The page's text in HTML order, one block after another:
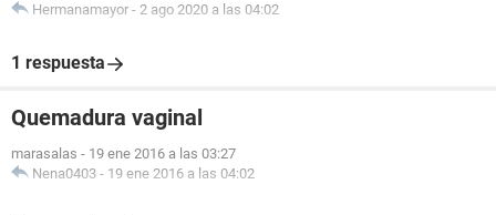
Hermanamayor - 2 ago 2020 a las 04:02
1 respuesta
Quemadura vaginal
marasalas - 19 ene 2016 a las 03:27
Nena0403 - 19 ene 2016 a las 04:02